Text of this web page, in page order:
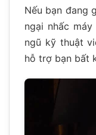
Nếu bạn đang
ngại nhấc
ngũ kỹ thuật
hỗ trợ bạn bất